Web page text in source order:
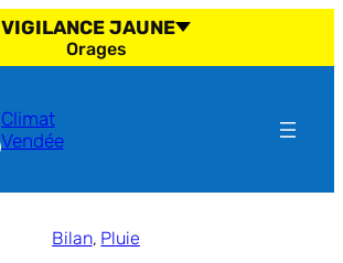
VIGILANCE JAUNE
Orages
Climat
Vendée
Bilan, Pluie